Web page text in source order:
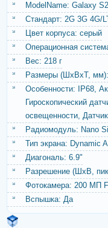
ModelName: Galaxy
Стандарт: 2G 3G 4G/
Цвет корпуса: серый
Операционная
Вес: 218 г
Размеры (ШxВxТ,
Особенности: IP68,
Гироскопический
освещенности,
Радиомодуль: Nano
Тип экрана: Dynamic
Диагональ: 6.9"
Разрешение (ШxВ,
Фотокамера: 200 МП
Вспышка: Да
Поддерживаемые